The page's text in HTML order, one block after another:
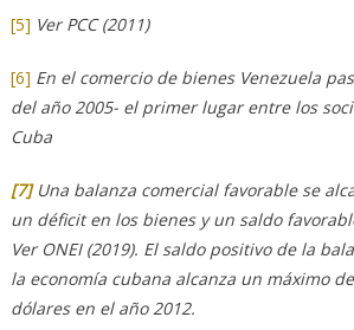
[5] Ver PCC (2011)
[6] En el comercio de bienes Venezuela
del año 2005- el primer lugar entre los
Cuba
[7] Una balanza comercial favorable se
un déficit en los bienes y un saldo
Ver ONEI (2019). El saldo positivo de la
la economía cubana alcanza un máximo
dólares en el año 2012.